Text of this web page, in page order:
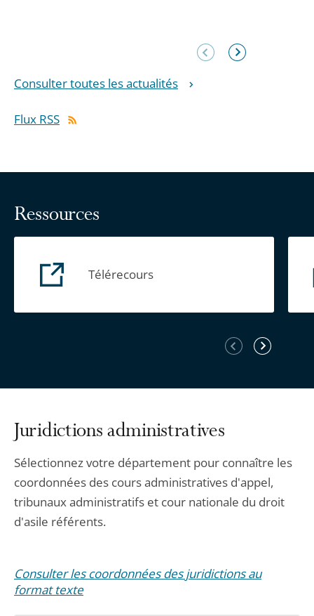
Consulter toutes les actualités
Flux RSS
Élément
précédent
Élément
suivant
Ressources
Télérecours
Élément
précédent
Élément
suivant
Juridictions administratives
Sélectionnez votre département pour connaître les
coordonnées des cours administratives d'appel,
tribunaux administratifs et cour nationale du droit
d'asile référents.
Consulter les coordonnées des juridictions au
format texte